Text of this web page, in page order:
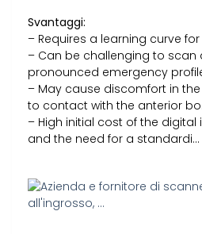
Svantaggi:
– Requires a learning curve
– Can be challenging to scan
pronounced emergency
– May cause discomfort in
to contact with the anterior
– High initial cost of the
and the need for a standardi…